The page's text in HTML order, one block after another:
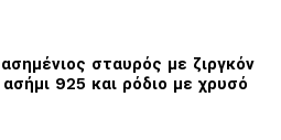
σταυρός με ζιργκόν
925 και ρόδιο με χρυσό